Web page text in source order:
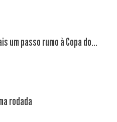
um passo rumo à Copa do...
rodada